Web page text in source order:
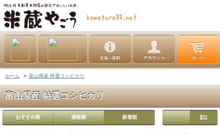
ホーム > 富山県産 特選コシヒカリ
富山県産 特選コシヒカリ
おすすめ順 価格順 新着順